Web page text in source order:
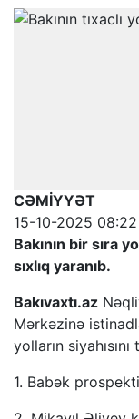
CƏMİYYƏT
15-10-2025 08:22
Bakının bir sıra
sıxlıq yaranıb.
Bakıvaxtı.az
Mərkəzinə
yolların
1. Babək